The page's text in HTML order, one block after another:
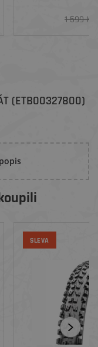
1 599 Kč
(ETB00327800)
SLEVA